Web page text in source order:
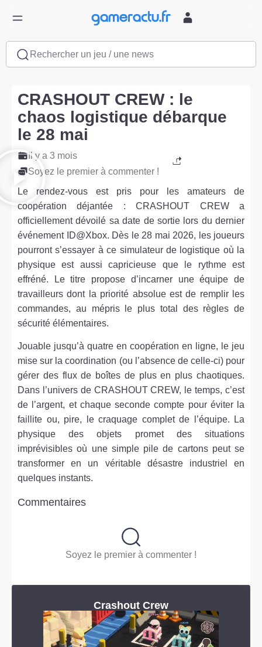
Rechercher un jeu / une news
CRASHOUT CREW : le
chaos logistique débarque
le 28 mai
Il y a 3 mois
Soyez le premier à commenter !
Le rendez-vous est pris pour les amateurs de
coopération déjantée : CRASHOUT CREW a
officiellement dévoilé sa date de sortie lors du dernier
événement ID@Xbox. Dès le 28 mai 2026, les joueurs
pourront s’essayer à ce simulateur de logistique où la
physique est aussi capricieuse que le rythme est
effréné. Le titre propose d’incarner une équipe de
travailleurs dont la priorité absolue est de remplir les
commandes, au mépris le plus total des règles de
sécurité élémentaires.
Jouable jusqu’à quatre en coopération en ligne, le jeu
mise sur la coordination (ou l’absence de celle-ci) pour
gérer des flux de boîtes de plus en plus chaotiques.
Dans l’univers de CRASHOUT CREW, le temps, c’est
de l’argent, et chaque seconde compte pour éviter la
faillite ou, pire, le craquage complet de l’équipe. La
physique des objets promet des situations
imprévisibles où une simple pile de cartons peut se
transformer en un véritable désastre industriel en
quelques instants.
Commentaires
Soyez le premier à commenter !
Crashout Crew